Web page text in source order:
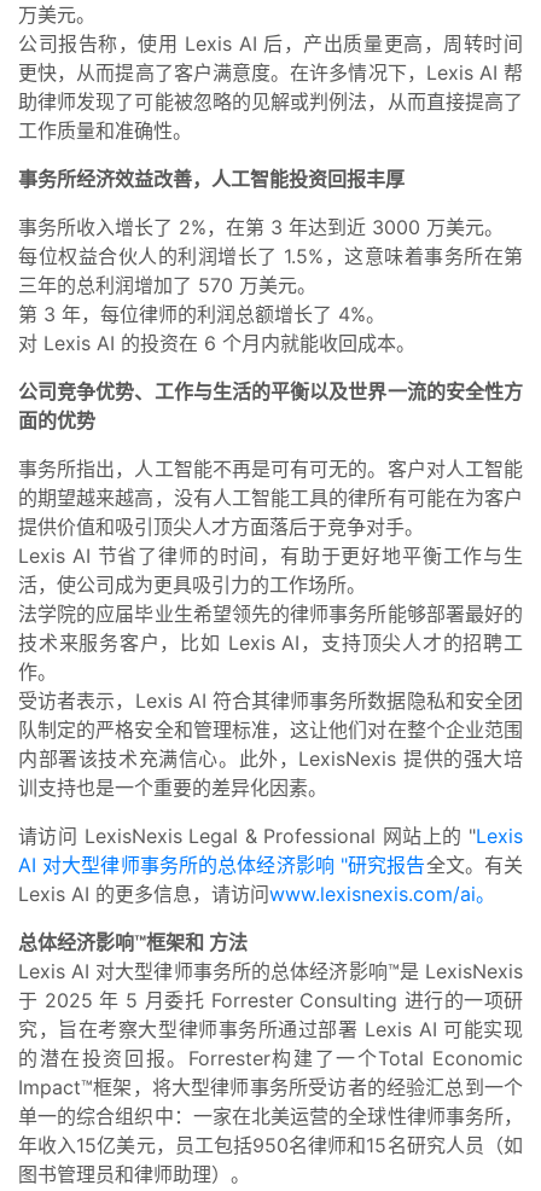
万美元。
公司报告称，使用 Lexis AI 后，产出质量更高，周转时间
更快，从而提高了客户满意度。在许多情况下，Lexis AI 帮
助律师发现了可能被忽略的见解或判例法，从而直接提高了
工作质量和准确性。
事务所经济效益改善，人工智能投资回报丰厚
事务所收入增长了 2%，在第 3 年达到近 3000 万美元。
每位权益合伙人的利润增长了 1.5%，这意味着事务所在第
三年的总利润增加了 570 万美元。
第 3 年，每位律师的利润总额增长了 4%。
对 Lexis AI 的投资在 6 个月内就能收回成本。
公司竞争优势、工作与生活的平衡以及世界一流的安全性方
面的优势
事务所指出，人工智能不再是可有可无的。客户对人工智能
的期望越来越高，没有人工智能工具的律所有可能在为客户
提供价值和吸引顶尖人才方面落后于竞争对手。
Lexis AI 节省了律师的时间，有助于更好地平衡工作与生
活，使公司成为更具吸引力的工作场所。
法学院的应届毕业生希望领先的律师事务所能够部署最好的
技术来服务客户，比如 Lexis AI，支持顶尖人才的招聘工
作。
受访者表示，Lexis AI 符合其律师事务所数据隐私和安全团
队制定的严格安全和管理标准，这让他们对在整个企业范围
内部署该技术充满信心。此外，LexisNexis 提供的强大培
训支持也是一个重要的差异化因素。
请访问 LexisNexis Legal & Professional 网站上的 "Lexis
AI 对大型律师事务所的总体经济影响 "研究报告全文。有关
Lexis AI 的更多信息，请访问www.lexisnexis.com/ai。
总体经济影响™框架和 方法
Lexis AI 对大型律师事务所的总体经济影响™是 LexisNexis
于 2025 年 5 月委托 Forrester Consulting 进行的一项研
究，旨在考察大型律师事务所通过部署 Lexis AI 可能实现
的潜在投资回报。Forrester构建了一个Total Economic
Impact™框架，将大型律师事务所受访者的经验汇总到一个
单一的综合组织中：一家在北美运营的全球性律师事务所，
年收入15亿美元，员工包括950名律师和15名研究人员（如
图书管理员和律师助理）。